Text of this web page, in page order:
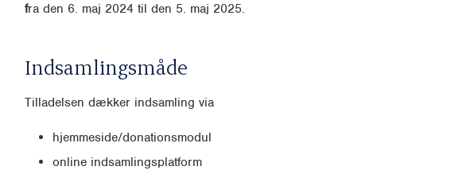
fra den 6. maj 2024 til den 5. maj 2025.
Indsamlingsmåde
Tilladelsen dækker indsamling via
hjemmeside/donationsmodul
online indsamlingsplatform